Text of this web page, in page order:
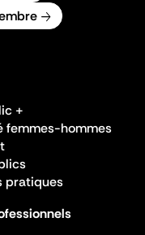
+
femmes-hommes
pratiques